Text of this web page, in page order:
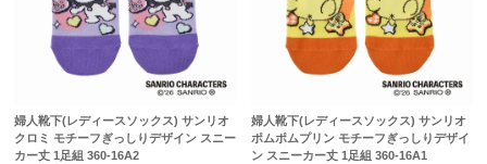
婦人靴下(レディースソックス) サンリオ
クロミ モチーフぎっしりデザイン スニー
カー丈 1足組 360-16A2
婦人靴下(レディースソックス) サンリオ
ポムポムプリン モチーフぎっしりデザイ
ン スニーカー丈 1足組 360-16A1